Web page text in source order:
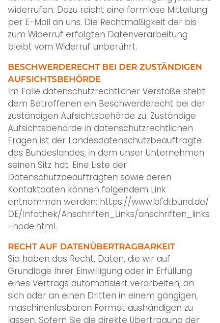
widerrufen. Dazu reicht eine formlose Mitteilung
per E-Mail an uns. Die Rechtmäßigkeit der bis
zum Widerruf erfolgten Datenverarbeitung
bleibt vom Widerruf unberührt.
BESCHWERDERECHT BEI DER ZUSTÄNDIGEN
AUFSICHTSBEHÖRDE
Im Falle datenschutzrechtlicher Verstöße steht
dem Betroffenen ein Beschwerderecht bei der
zuständigen Aufsichtsbehörde zu. Zuständige
Aufsichtsbehörde in datenschutzrechtlichen
Fragen ist der Landesdatenschutzbeauftragte
des Bundeslandes, in dem unser Unternehmen
seinen Sitz hat. Eine Liste der
Datenschutzbeauftragten sowie deren
Kontaktdaten können folgendem Link
entnommen werden: https://www.bfdi.bund.de/
DE/Infothek/Anschriften_Links/anschriften_links
-node.html.
RECHT AUF DATENÜBERTRAGBARKEIT
Sie haben das Recht, Daten, die wir auf
Grundlage Ihrer Einwilligung oder in Erfüllung
eines Vertrags automatisiert verarbeiten, an
sich oder an einen Dritten in einem gängigen,
maschinenlesbaren Format aushändigen zu
lassen. Sofern Sie die direkte Übertragung der